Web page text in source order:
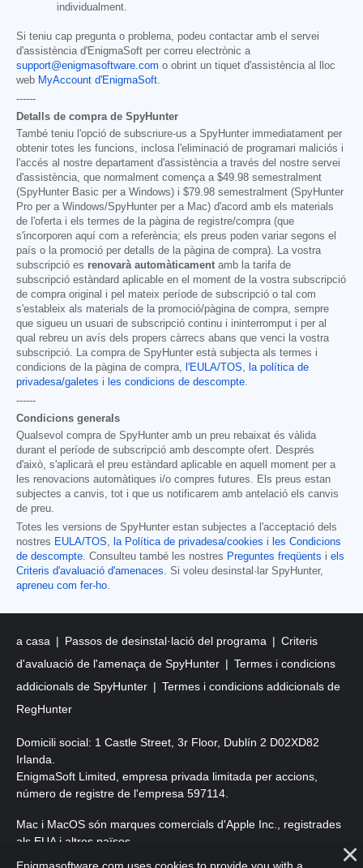
individualment.
Si teniu cap pregunta o problema, podeu contactar amb el servei
d'assistència d'EnigmaSoft per correu electrònic a
support@enigmasoftware.com o obrint un tiquet d'assistència al lloc
web MyAccount d'EnigmaSoft.
------
Detalls de compra de SpyHunter
També teniu l'opció de subscriure-us a SpyHunter immediatament per
obtenir totes les funcions, inclosa l'eliminació de programari maliciós i
l'accés al nostre departament d'assistència a través del nostre servei
d'assistència, que normalment comença a $49.98 semestralment
(SpyHunter Basic per a Windows) i $79.98 semestralment (SpyHunter
Pro per a Windows/SpyHunter per a Mac) d'acord amb els materials
de l'oferta i els termes de la pàgina de registre/compra (que
s'incorporen aquí com a referència; els preus poden variar segons el
país o la promoció per detalls de la pàgina de compra). La vostra
subscripció es renovarà automàticament amb la tarifa de
subscripció estàndard aplicable en el moment de la vostra subscripció
de compra original i pel mateix període de subscripció o tal com
s'estableix als materials de la promoció/pàgina de compra, sempre
que sigueu un usuari de subscripció continu i ininterromput i per al
qual rebreu un avís dels propers càrrecs abans que venci la vostra
subscripció. La compra de SpyHunter està subjecta als termes i
condicions de la pàgina de compra, l'EULA/TOS, la política de
privadesa/galetes i les condicions de descompte.
------
Condicions generals
Qualsevol compra de SpyHunter amb un preu rebaixat és vàlida
durant el període de subscripció amb descompte ofert. Després
d'això, s'aplicarà el preu estàndard aplicable en aquell moment per a
les renovacions automàtiques i/o compres futures. Els preus estan
subjectes a canvis, tot i que us notificarem amb antelació els canvis
de preu.
Totes les versions de SpyHunter estan subjectes a l'acceptació dels
nostres EULA/TOS, la Política de privadesa/cookies i les Condicions
de descompte. Consulteu també les nostres Preguntes freqüents i els
Criteris d'avaluació d'amenaces. Si voleu desinstal·lar SpyHunter,
apreneu com fer-ho.
a casa Passos de desinstal·lació del programa
Criteris
d'avaluació de l'amenaça de SpyHunter
Termes i condicions
addicionals de SpyHunter
Termes i condicions addicionals de
RegHunter
Domicili social: 1 Castle Street, 3r Floor, Dublín 2 D02XD82
Irlanda.
EnigmaSoft Limited, empresa privada limitada per accions,
número de registre de l'empresa 597114.
Mac i MacOS són marques comercials d'Apple Inc., registrades
als EUA i altres països.